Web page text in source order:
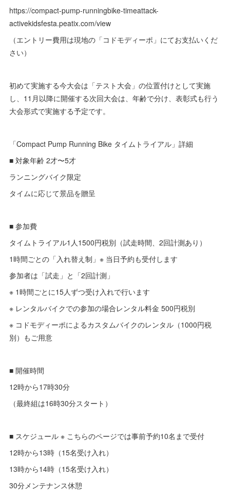
https://compact-pump-runningbike-timeattack-
activekidsfesta.peatix.com/view
（エントリー費用は現地の「コドモディーポ」にてお支払いくだ
さい）
初めて実施する今大会は「テスト大会」の位置付けとして実施
し、11月以降に開催する次回大会は、年齢で分け、表彰式も行う
大会形式で実施する予定です。
「Compact Pump Running Bike タイムトライアル」詳細
■ 対象年齢 2才〜5才
ランニングバイク限定
タイムに応じて景品を贈呈
■ 参加費
タイムトライアル1人1500円税別（試走時間、2回計測あり）
1時間ごとの「入れ替え制」※ 当日予約も受付します
参加者は「試走」と「2回計測」
※ 1時間ごとに15人ずつ受け入れで行います
※ レンタルバイクでの参加の場合レンタル料金 500円税別
※ コドモディーポによるカスタムバイクのレンタル（1000円税
別）もご用意
■ 開催時間
12時から17時30分
（最終組は16時30分スタート）
■ スケジュール ※ こちらのページでは事前予約10名まで受付
12時から13時（15名受け入れ）
13時から14時（15名受け入れ）
30分メンテナンス休憩